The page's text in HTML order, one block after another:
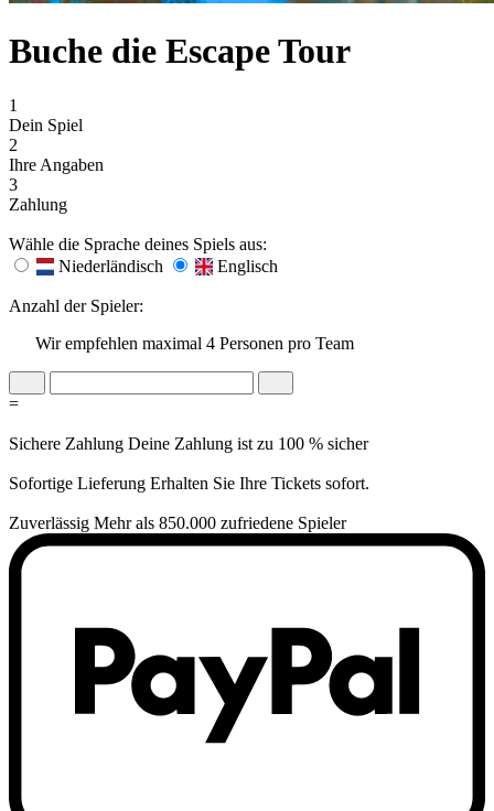
Buche die Escape Tour
1
Dein Spiel
2
Ihre Angaben
3
Zahlung
Wähle die Sprache deines Spiels aus:
Niederländisch
Englisch
Anzahl der Spieler:
Wir empfehlen maximal 4 Personen pro Team
=
Sichere Zahlung Deine Zahlung ist zu 100 % sicher
Sofortige Lieferung Erhalten Sie Ihre Tickets sofort.
Zuverlässig Mehr als 850.000 zufriedene Spieler